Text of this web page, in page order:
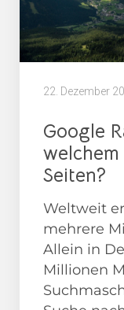
22. Dezember
Google
Seiten?
Weltweit
mehrere
Allein in
Millionen